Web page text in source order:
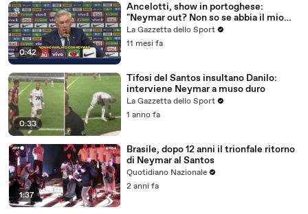
0:42
Ancelotti, show in portoghese:
"Neymar out? Non so se abbia il mio
numero..."
La Gazzetta dello Sport
11 mesi fa
0:33
Tifosi del Santos insultano Danilo:
interviene Neymar a muso duro
La Gazzetta dello Sport
1 anno fa
1:37
Brasile, dopo 12 anni il trionfale ritorno
di Neymar al Santos
Quotidiano Nazionale
2 anni fa